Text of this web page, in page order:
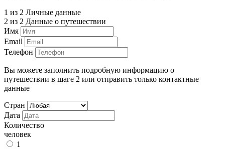
1 из 2 Личные данные
2 из 2 Данные о путешествии
Имя
Email
Телефон
Вы можете заполнить подробную информацию о
путешествии в шаге 2 или отправить только контактные
данные
Стран
Дата
Количество
человек
1